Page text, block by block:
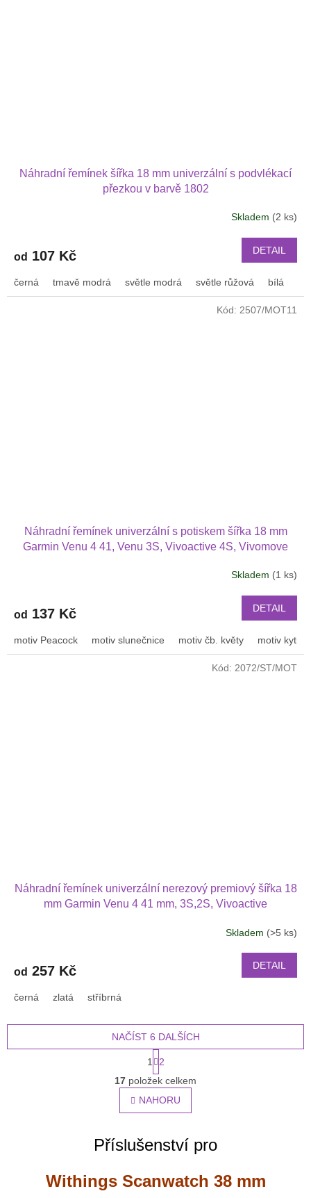
Náhradní řemínek šířka 18 mm univerzální s podvlékací
přezkou v barvě 1802
Skladem (2 ks)
od 107 Kč DETAIL
černá tmavě modrá světle modrá světle růžová bílá
Náhradní řemínek univerzální s potiskem šířka 18 mm
Garmin Venu 4 41, Venu 3S, Vivoactive 4S, Vivomove
Skladem (1 ks)
od 137 Kč DETAIL
motiv Peacock motiv slunečnice motiv čb. květy motiv
Kód: 2507/MOT11
Náhradní řemínek univerzální nerezový premiový šířka 18
mm Garmin Venu 4 41 mm, 3S,2S, Vivoactive
Skladem (>5 ks)
od 257 Kč DETAIL
černá zlatá stříbrná
Kód: 2072/ST/MOT
O
v
l
á
a
c
p
NAČÍST 6 DALŠÍCH
t
r
á
n
k
á
1
2
17 položek celkem
NAHORU
Příslušenství pro
Withings Scanwatch 38 mm